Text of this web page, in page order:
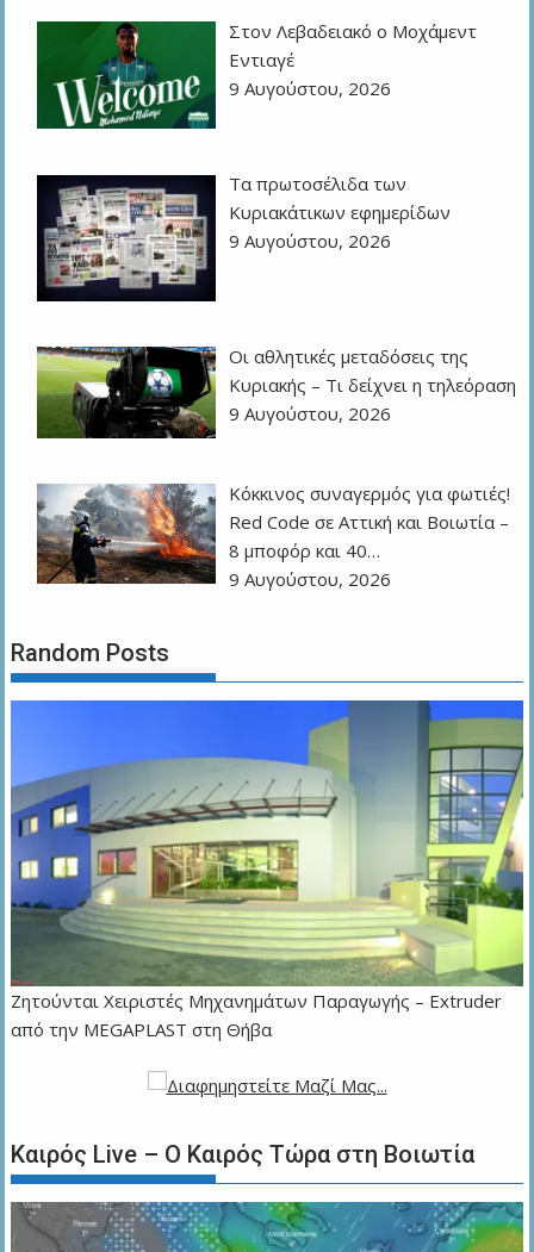
Στον Λεβαδειακό ο Μοχάμεντ
Εντιαγέ
9 Αυγούστου, 2026
Τα πρωτοσέλιδα των
Kυριακάτικων εφημερίδων
9 Αυγούστου, 2026
Οι αθλητικές μεταδόσεις της
Κυριακής – Τι δείχνει η τηλεόραση
9 Αυγούστου, 2026
Κόκκινος συναγερμός για φωτιές!
Red Code σε Αττική και Βοιωτία –
8 μποφόρ και 40…
9 Αυγούστου, 2026
Random Posts
Zητούνται Χειριστές Μηχανημάτων Παραγωγής – Extruder
από την MEGAPLAST στη Θήβα
Καιρός Live – Ο Καιρός Τώρα στη Βοιωτία